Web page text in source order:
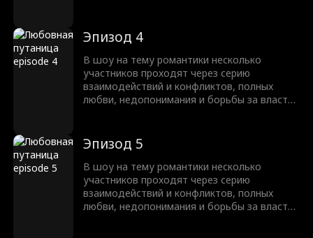
побеждает, когда они счастливо
оказываются вместе.
Эпизод 4
В шоу на тему романтики несколько
участников проходят через серию
взаимодействий и конфликтов, полных
любви, недопонимания и борьбы за власть.
побеждает, когда они счастливо
оказываются вместе.
Эпизод 5
В шоу на тему романтики несколько
участников проходят через серию
взаимодействий и конфликтов, полных
любви, недопонимания и борьбы за власть.